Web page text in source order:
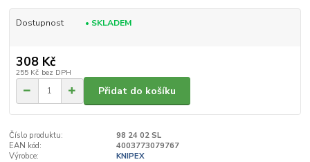
Dostupnost • SKLADEM
308 Kč
255 Kč bez DPH
Přidat do košíku
Číslo produktu:
98 24 02 SL
EAN kód:
4003773079767
Výrobce:
KNIPEX